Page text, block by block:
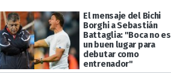
El mensaje del Bichi
Borghi a Sebastián
Battaglia: "Boca no es
un buen lugar para
debutar como
entrenador"